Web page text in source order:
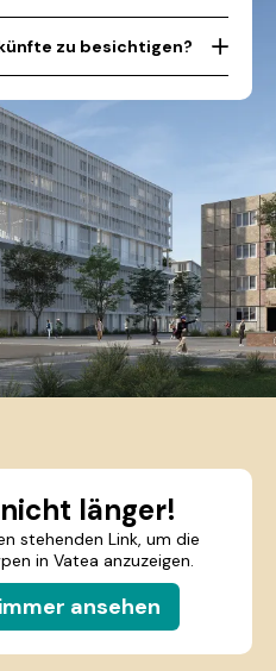
zu besichtigen?
länger!
stehenden Link, um die
in Vatea anzuzeigen.
ansehen